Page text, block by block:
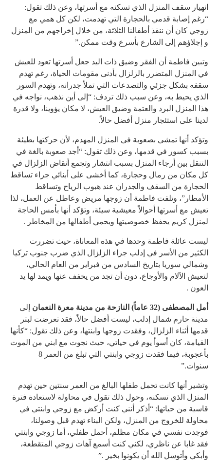
انهيار سقف المنزل الذي تسكنه مع أسرتها، وعن ذلك تقول:
“رغم إصابة قدمي بالحجارة التي تهدمت، لكن كل همي مع
زوجي كان أن ننقذ أطفالنا الثلاثة، من خلال إخراجهم من المنزل
و إجلاؤهم إلى الشارع بأسرع وقت ممكن.”
وتبين فاطمة أن الفقر وضيق ذات اليد جعل أسرتها تعود للعيش
في المنزل المتضرر بالزلزال بأدنى مقومات الحياة، رغم تهدم
سقفه بشكل جزئي والتصدعات التي تملأ جدرانه، وتهدم السور
الذي يحيط به، وعن سبب ذلك تردف: “إلى أين نذهب، نواجه في
هذا المنزل البرد والعتمة وضيق العيش، لا مكان يؤوينا، ولا قدرة
لدينا على استئجار منزل أفضل حالاً.
وتؤكد أنها تمشي بصعوبة في المنزل المهدم، لأن حركتها بطيئة
بسبب كسور في قدمها، وعن ذلك تقول: “أجد صعوبة بالغة في
التنقل بين أرجاء المنزل بسبب انتشار وتجمع أنقاض الزلزال في
كل مكان من رمال وحجارة، كما أخشى على أبنائي جراء تساقط
الحجارة من السقف والجدران عند هبوب الرياح وتساقط
الأمطار”، وتلفت فاطمة أن زوجها مريض وعاطل عن العمل، لذا
تعيش مع أسرتها أحوالاً معيشية سيئة، وتؤكد أنها بأمس الحاجة
لمنزل كريم يحفظ خصوصيتها ويحمي أطفالها من المخاطر .
ليست عائلة فاطمة وحدها في هذه المعاناة، حيث تضررت
الكثير من الأسر في إدلب جراء الزلزال الذي ضرب جنوب تركيا
وشمالي سوريا بتاريخ السادس من فبراير من العام الحالي،
لتعيش الآلام والأوجاع، دون أن تجد من يخفف عنها ويمد لها يد
العون .
أمل المصطفى (32 عاماً) النازحة من مدينة معرة النعمان
إلى
مدينة حارم شمال إدلب، ليست أفضل حالاً، فقد تعرضت لبتر
قدمها أثناء الزلزال، وفقدت زوجها وابنتها، وعن ذلك تقول: “كأنها
القيامة، كان أسوأ يوم في حياتي، حيث نجوت مع ابني من الموت
بأعجوبة، فيما فقدت زوجي وابنتي التي تبلغ من العمر 8
سنوات.”
وتشير أنها كانت تحمل طفلها البالغ من العمر سنتين حين تهدم
المنزل الذي تسكنه، وحول ذلك تقول في محاولة لاستعادة فترة
قاسية من حياتها: “أذكر أنني كنت أركض مع زوجي وابنتي في
محاولة للخروج من المنزل، ولكن البناء تهدم قبل وصولنا،
فوجدت نفسي في مكان مظلم، أحمل طفلي، أما زوجي وابنتي
فقد غابا عن ناظري، لكني كنت أسمع آهات زوجي المتقطعة،
وأبكي وأتوسل الله أن يكونوا بخير .”